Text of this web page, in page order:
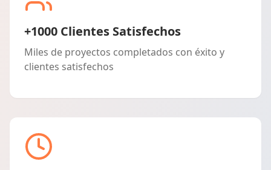
+1000 Clientes Satisfechos
Miles de proyectos completados con éxito y
clientes satisfechos